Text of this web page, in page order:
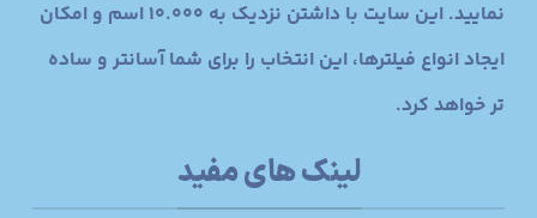
نمایید. این سایت با داشتن نزدیک به 10.000 اسم و امکان
ایجاد انواع فیلترها، این انتخاب را برای شما آسانتر و ساده
تر خواهد کرد.
لینک های مفید